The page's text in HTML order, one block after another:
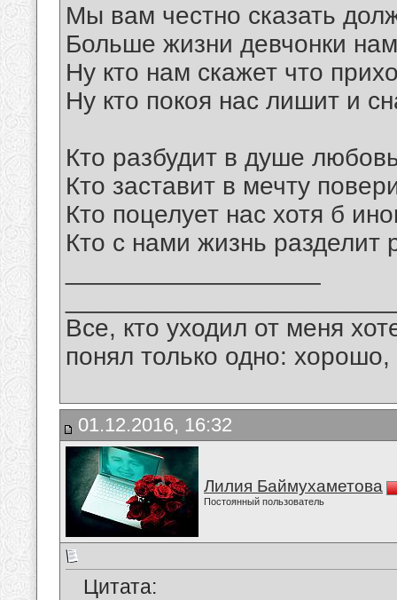
Мы вам честно сказать
Больше жизни девчонки
Ну кто нам скажет что
Ну кто покоя нас лишит и
Кто разбудит в душе
Кто заставит в мечту
Кто поцелует нас хотя б
Кто с нами жизнь разделит
Все, кто уходил от меня
понял только одно:
01.12.2016, 16:32
Лилия Баймухаметова
Постоянный пользователь
Цитата: